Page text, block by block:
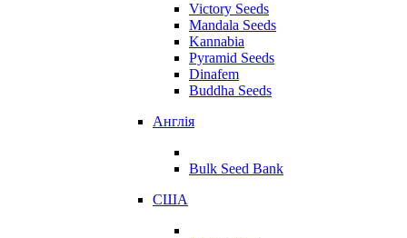
Victory Seeds
Mandala Seeds
Kannabia
Pyramid Seeds
Dinafem
Buddha Seeds
Англія
Bulk Seed Bank
США